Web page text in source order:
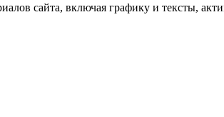
сайта, включая графику и тексты,